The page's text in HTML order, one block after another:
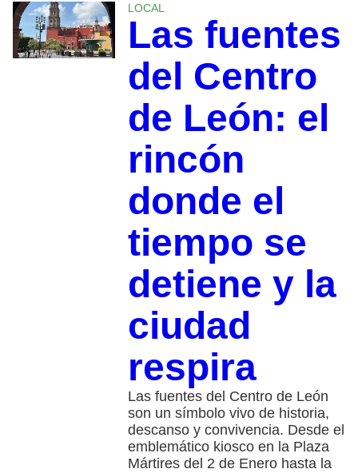
LOCAL
Las fuentes
del Centro
de León: el
rincón
donde el
tiempo se
detiene y la
ciudad
respira
Las fuentes del Centro de León
son un símbolo vivo de historia,
descanso y convivencia. Desde el
emblemático kiosco en la Plaza
Mártires del 2 de Enero hasta la